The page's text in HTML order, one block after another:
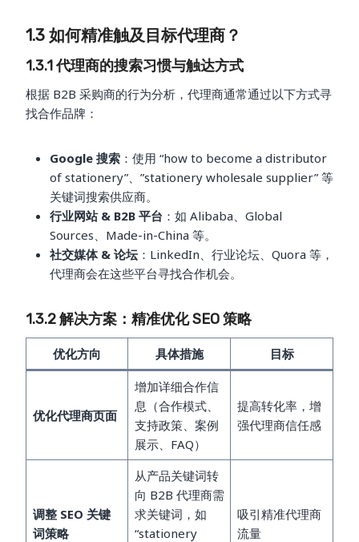
1.3 如何精准触及目标代理商？
1.3.1 代理商的搜索习惯与触达方式
根据 B2B 采购商的行为分析，代理商通常通过以下方式寻
找合作品牌：
Google 搜索 ：使用 “how to become a distributor
of stationery”、”stationery wholesale supplier” 等
关键词搜索供应商。
行业网站 & B2B 平台 ：如 Alibaba、Global
Sources、Made-in-China 等。
社交媒体 & 论坛 ：LinkedIn、行业论坛、Quora 等，
代理商会在这些平台寻找合作机会。
1.3.2 解决方案：精准优化 SEO 策略
优化方向 具体措施 目标
优化代理商页面
增加详细合作信
息（合作模式、
支持政策、案例
展示、FAQ）
提高转化率，增
强代理商信任感
调整 SEO 关键
词策略
从产品关键词转
向 B2B 代理商需
求关键词，如
“stationery
吸引精准代理商
流量